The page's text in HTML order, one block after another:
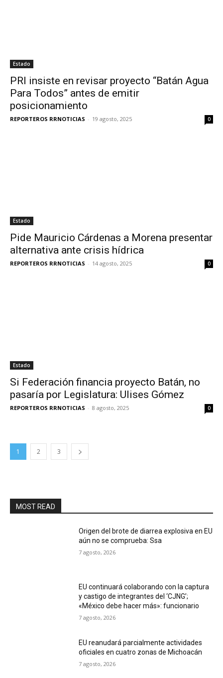
Estado
PRI insiste en revisar proyecto “Batán Agua
Para Todos” antes de emitir
posicionamiento
REPORTEROS RRNOTICIAS - 19 agosto, 2025 0
Estado
Pide Mauricio Cárdenas a Morena presentar
alternativa ante crisis hídrica
REPORTEROS RRNOTICIAS - 14 agosto, 2025 0
Estado
Si Federación financia proyecto Batán, no
pasaría por Legislatura: Ulises Gómez
REPORTEROS RRNOTICIAS - 8 agosto, 2025 0
1 2 3
MOST READ
Origen del brote de diarrea explosiva en EU
aún no se comprueba: Ssa
7 agosto, 2026
EU continuará colaborando con la captura
y castigo de integrantes del ‘CJNG’;
«México debe hacer más»: funcionario
7 agosto, 2026
EU reanudará parcialmente actividades
oficiales en cuatro zonas de Michoacán
7 agosto, 2026